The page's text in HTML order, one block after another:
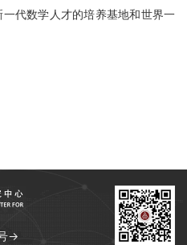
代数学人才的培养基地和世界一
→